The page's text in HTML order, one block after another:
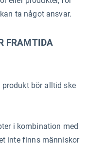
ta något ansvar.
FRAMTIDA
bör alltid ske
i kombination med
inte finns människor